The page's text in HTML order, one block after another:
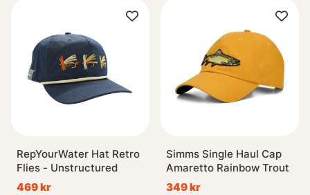
RepYourWater Hat Retro
Flies - Unstructured
469 kr
Simms Single Haul Cap
Amaretto Rainbow Trout
349 kr